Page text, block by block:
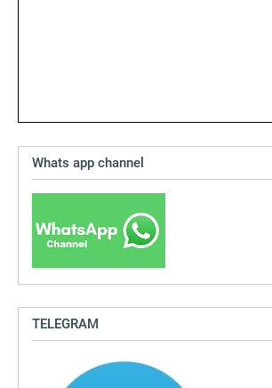
Whats app channel
TELEGRAM